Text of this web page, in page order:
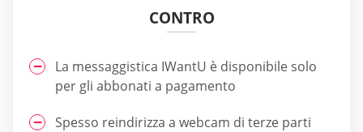
CONTRO
La messaggistica IWantU è disponibile solo
per gli abbonati a pagamento
Spesso reindirizza a webcam di terze parti